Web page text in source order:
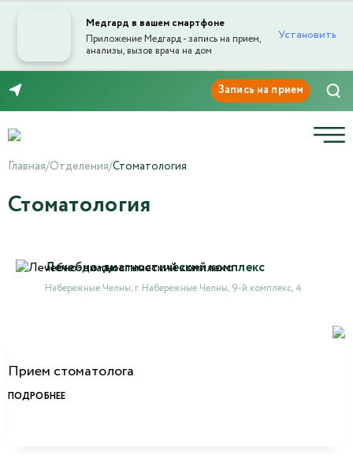
Медгард в вашем смартфоне
Приложение Медгард - запись на прием,
анализы, вызов врача на дом
Установить
Главная/Отделения/Стоматология
Стоматология
Лечебно-диагностический комплекс
Набережные Челны, г. Набережные Челны, 9-й комплекс, 4
Прием стоматолога
ПОДРОБНЕЕ